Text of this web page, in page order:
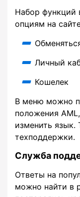
Набор функций
опциям на
Личный
Кошелек
В меню можно
положения
изменить
техподдержки.
Служба
Ответы на
можно найти в